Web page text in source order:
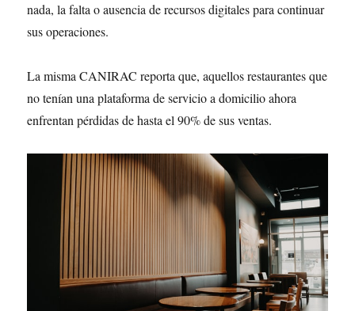
nada, la falta o ausencia de recursos digitales para continuar
sus operaciones.
La misma CANIRAC reporta que, aquellos restaurantes que
no tenían una plataforma de servicio a domicilio ahora
enfrentan pérdidas de hasta el 90% de sus ventas.